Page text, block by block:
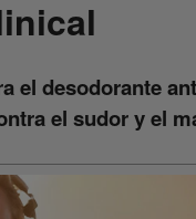
el desodorante
el sudor y el